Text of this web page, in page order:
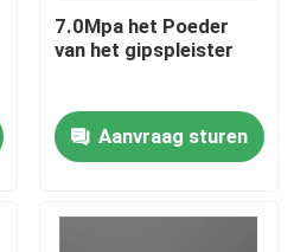
7.0Mpa het Poeder
van het gipspleister
Aanvraag sturen